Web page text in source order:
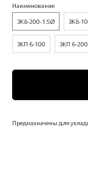
Наименование
ЗК8-200-1.5Ø ЗК8-
ЗКП 6-100 ЗКП 6-200
Предназначены для